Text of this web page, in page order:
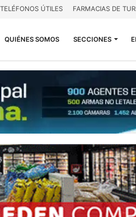
TELÉFONOS ÚTILES FARMACIAS DE
QUIÉNES SOMOS SECCIONES